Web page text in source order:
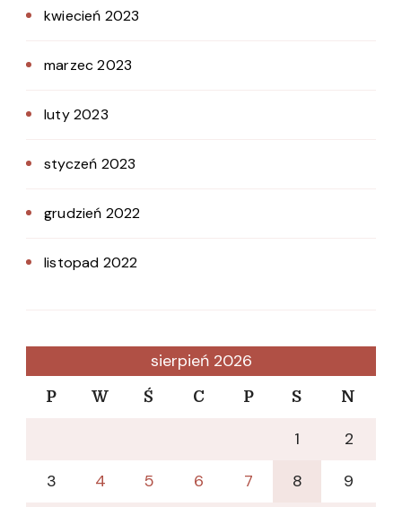
kwiecień 2023
marzec 2023
luty 2023
styczeń 2023
grudzień 2022
listopad 2022
sierpień 2026
P W Ś C P S N
1
2
3
4 5 6 7 8
9